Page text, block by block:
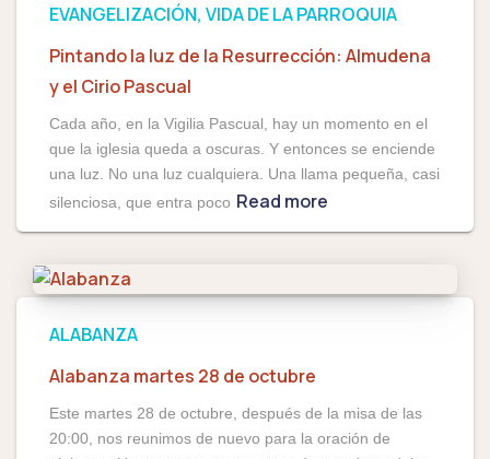
EVANGELIZACIÓN VIDA DE LA PARROQUIA
Pintando la luz de la Resurrección: Almudena
y el Cirio Pascual
Cada año, en la Vigilia Pascual, hay un momento en el
que la iglesia queda a oscuras. Y entonces se enciende
una luz. No una luz cualquiera. Una llama pequeña, casi
silenciosa, que entra poco Read more
ALABANZA
Alabanza martes 28 de octubre
Este martes 28 de octubre, después de la misa de las
20:00, nos reunimos de nuevo para la oración de